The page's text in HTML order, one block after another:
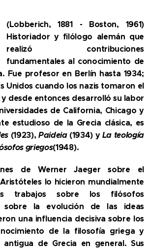
(Lobberich, 1881 - Boston, 1961)
Historiador y filólogo alemán que
realizó contribuciones
fundamentales al conocimiento de
Fue profesor en Berlín hasta 1934;
Unidos cuando los nazis tomaron el
desde entonces desarrolló su labor
de California, Chicago y
estudioso de la Grecia clásica, es
(1923), Paideia(1934) yLa teología
griegos(1948).
de Werner Jaeger sobre el
lo hicieron mundialmente
trabajos sobre los filósofos
sobre la evolución de las ideas
una influencia decisiva sobre los
de la filosofía griega y
de Grecia en general. Sus